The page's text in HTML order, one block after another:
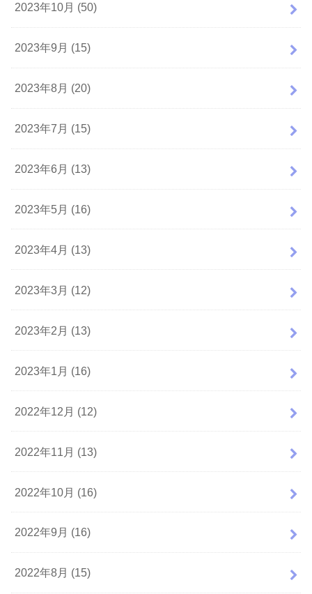
2023年10月 (50)
2023年9月 (15)
2023年8月 (20)
2023年7月 (15)
2023年6月 (13)
2023年5月 (16)
2023年4月 (13)
2023年3月 (12)
2023年2月 (13)
2023年1月 (16)
2022年12月 (12)
2022年11月 (13)
2022年10月 (16)
2022年9月 (16)
2022年8月 (15)